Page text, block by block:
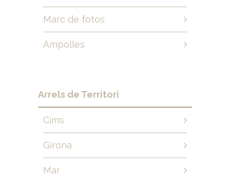
Marc de fotos
Ampolles
Arrels de Territori
Cims
Girona
Mar